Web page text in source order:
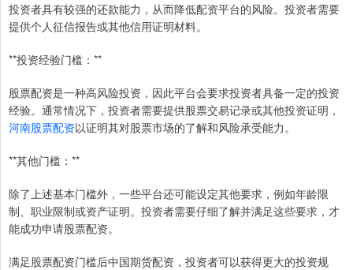
投资者具有较强的还款能力，从而降低配资平台的风险。投资者需要
提供个人征信报告或其他信用证明材料。
**投资经验门槛：**
股票配资是一种高风险投资，因此平台会要求投资者具备一定的投资
经验。通常情况下，投资者需要提供股票交易记录或其他投资证明，
河南股票配资以证明其对股票市场的了解和风险承受能力。
**其他门槛：**
除了上述基本门槛外，一些平台还可能设定其他要求，例如年龄限
制、职业限制或资产证明。投资者需要仔细了解并满足这些要求，才
能成功申请股票配资。
满足股票配资门槛后中国期货配资，投资者可以获得更大的投资规